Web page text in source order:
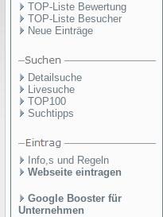
TOP-Liste Bewertung
TOP-Liste Besucher
Neue Einträge
Detailsuche
Livesuche
TOP100
Suchtipps
Info,s und Regeln
Webseite eintragen
Google Booster für
Unternehmen